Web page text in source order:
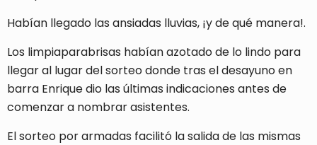
Habían llegado las ansiadas lluvias, ¡y de qué manera!.
Los limpiaparabrisas habían azotado de lo lindo para
llegar al lugar del sorteo donde tras el desayuno en
barra Enrique dio las últimas indicaciones antes de
comenzar a nombrar asistentes.
El sorteo por armadas facilitó la salida de las mismas